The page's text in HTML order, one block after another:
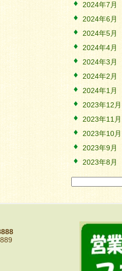
2024年7月
2024年6月
2024年5月
2024年4月
2024年3月
2024年2月
2024年1月
2023年12月
2023年11月
2023年10月
2023年9月
2023年8月
検
索: